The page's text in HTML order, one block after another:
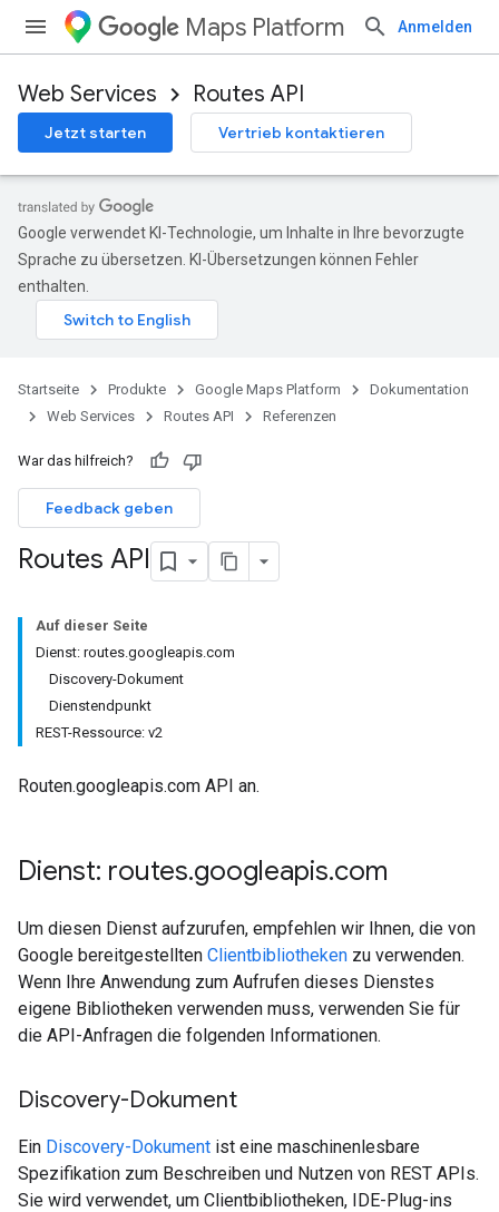
Maps Platform Anmelden
Web Services Routes API
Jetzt starten Vertrieb kontaktieren
Google verwendet KI-Technologie, um Inhalte in Ihre bevorzugte
Sprache zu übersetzen. KI-Übersetzungen können Fehler
enthalten.
Startseite Produkte Google Maps Platform
Dokumentation
Web Services
Routes API Referenzen
War das hilfreich?
Feedback geben
Routes API
Auf dieser Seite
Dienst: routes.googleapis.com
Discovery-Dokument
Dienstendpunkt
REST-Ressource: v2
Routen.googleapis.com API an.
Dienst: routes.googleapis.com
Um diesen Dienst aufzurufen, empfehlen wir Ihnen, die von
Google bereitgestellten Clientbibliotheken zu verwenden.
Wenn Ihre Anwendung zum Aufrufen dieses Dienstes
eigene Bibliotheken verwenden muss, verwenden Sie für
die API-Anfragen die folgenden Informationen.
Discovery-Dokument
Ein Discovery-Dokument ist eine maschinenlesbare
Spezifikation zum Beschreiben und Nutzen von REST APIs.
Sie wird verwendet, um Clientbibliotheken, IDE-Plug-ins